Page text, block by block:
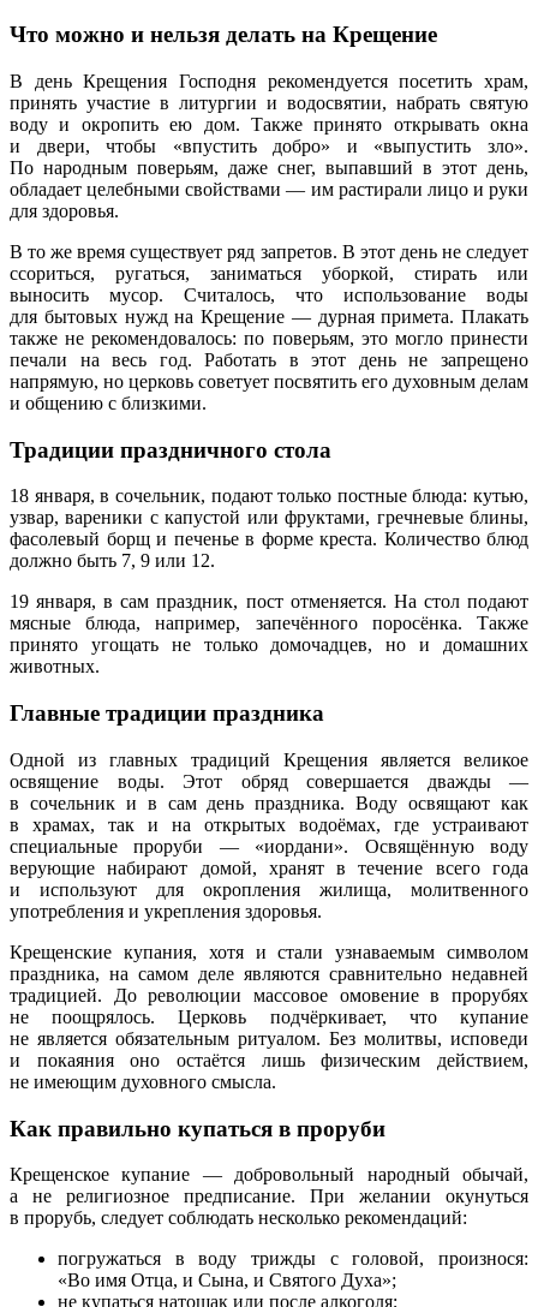
Что можно и нельзя делать на Крещение
В день Крещения Господня рекомендуется посетить храм,
принять участие в литургии и водосвятии, набрать святую
воду и окропить ею дом. Также принято открывать окна
и двери, чтобы «впустить добро» и «выпустить зло».
По народным поверьям, даже снег, выпавший в этот день,
обладает целебными свойствами — им растирали лицо и руки
для здоровья.
В то же время существует ряд запретов. В этот день не следует
ссориться, ругаться, заниматься уборкой, стирать или
выносить мусор. Считалось, что использование воды
для бытовых нужд на Крещение — дурная примета. Плакать
также не рекомендовалось: по поверьям, это могло принести
печали на весь год. Работать в этот день не запрещено
напрямую, но церковь советует посвятить его духовным делам
и общению с близкими.
Традиции праздничного стола
18 января, в сочельник, подают только постные блюда: кутью,
узвар, вареники с капустой или фруктами, гречневые блины,
фасолевый борщ и печенье в форме креста. Количество блюд
должно быть 7, 9 или 12.
19 января, в сам праздник, пост отменяется. На стол подают
мясные блюда, например, запечённого поросёнка. Также
принято угощать не только домочадцев, но и домашних
животных.
Главные традиции праздника
Одной из главных традиций Крещения является великое
освящение воды. Этот обряд совершается дважды —
в сочельник и в сам день праздника. Воду освящают как
в храмах, так и на открытых водоёмах, где устраивают
специальные проруби — «иордани». Освящённую воду
верующие набирают домой, хранят в течение всего года
и используют для окропления жилища, молитвенного
употребления и укрепления здоровья.
Крещенские купания, хотя и стали узнаваемым символом
праздника, на самом деле являются сравнительно недавней
традицией. До революции массовое омовение в прорубях
не поощрялось. Церковь подчёркивает, что купание
не является обязательным ритуалом. Без молитвы, исповеди
и покаяния оно остаётся лишь физическим действием,
не имеющим духовного смысла.
Как правильно купаться в проруби
Крещенское купание — добровольный народный обычай,
а не религиозное предписание. При желании окунуться
в прорубь, следует соблюдать несколько рекомендаций:
погружаться в воду трижды с головой, произнося:
«Во имя Отца, и Сына, и Святого Духа»;
не купаться натощак или после алкоголя;